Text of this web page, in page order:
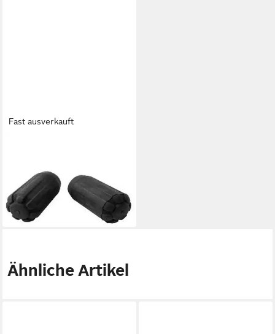
Fast ausverkauft
Diamond Spitzenschoner,
Aufsatz, (1 Paar)
15,52 €
lieferbar - in 2-3 Werktagen bei dir
Ähnliche Artikel